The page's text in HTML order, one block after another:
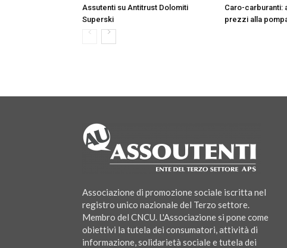
Assutenti su Antitrust Dolomiti
Superski
Caro-carburanti:
prezzi alla
Associazione di promozione sociale iscritta nel
registro unico nazionale del Terzo settore.
Membro del CNCU. L'Associazione si pone come
obiettivi la tutela dei consumatori, attività di
informazione, solidarietà sociale e tutela dei